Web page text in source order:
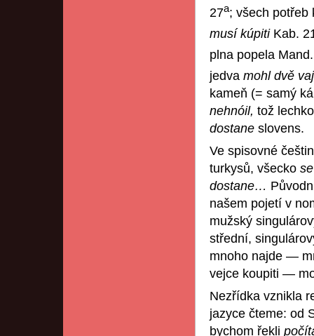
27a; všech potřeb
musí kúpitiKab.
plna popela
jedva mohl dvě
kameň (= samý
nehnóil, tož
dostane slovens.
Ve spisovné
turkysů, všecko
dostane…
našem pojetí v
mužský
střední,
mnoho najde —
vejce koupiti —
Nezřídka vznikla
jazyce čteme: od
bychom řekli